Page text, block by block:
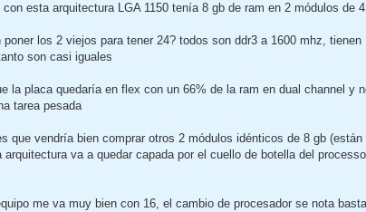
esta arquitectura LGA 1150 tenía 8 gb de ram en 2 módulos
poner los 2 viejos para tener 24? todos son ddr3 a 1600 mhz,
son casi iguales
la placa quedaría en flex con un 66% de la ram en dual channel
tarea pesada
que vendría bien comprar otros 2 módulos idénticos de 8 gb
arquitectura va a quedar capada por el cuello de botella del
me va muy bien con 16, el cambio de procesador se nota